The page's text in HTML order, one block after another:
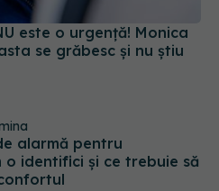
se grăbesc și nu știu
alarmă pentru
o identifici și ce trebuie să